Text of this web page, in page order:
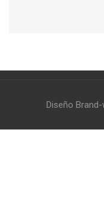
Diseño